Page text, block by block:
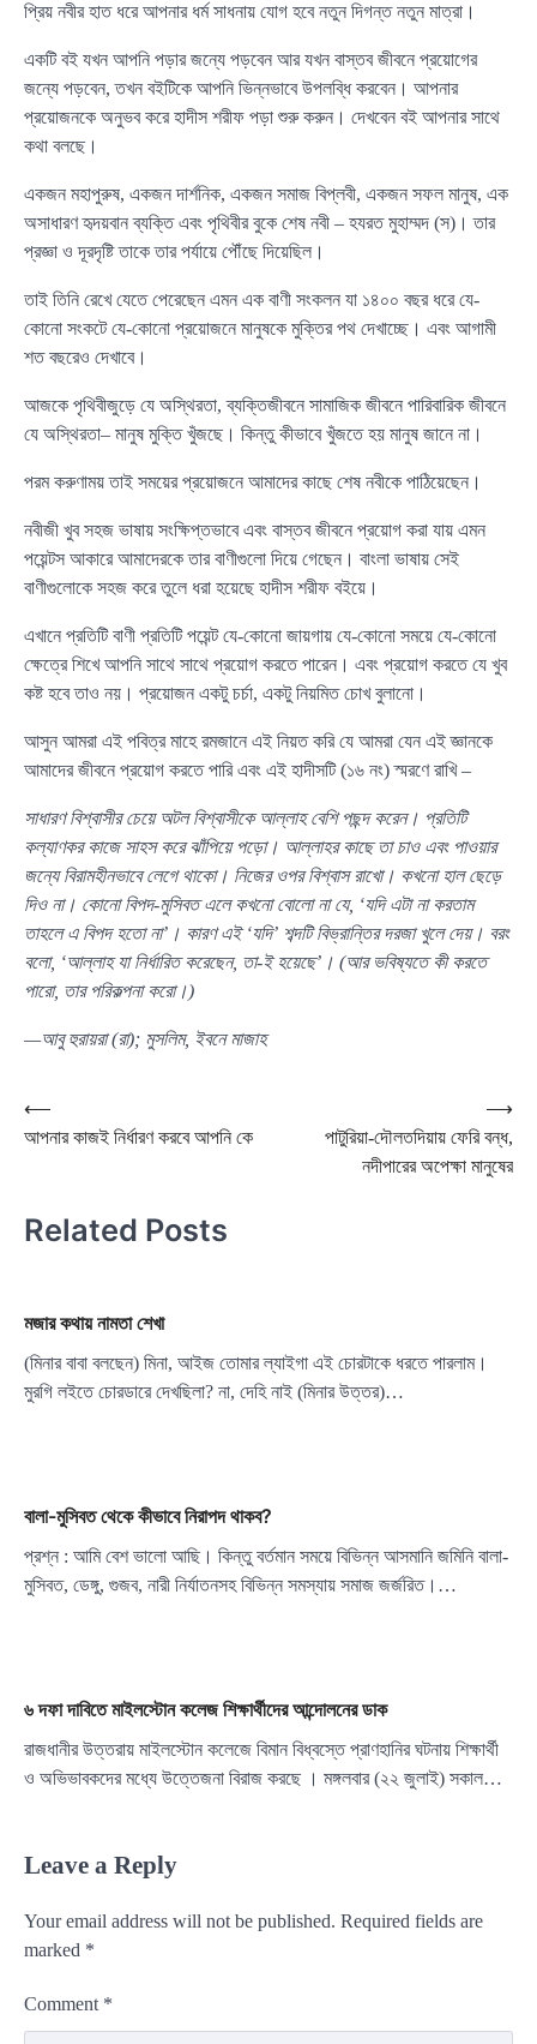
প্রিয় নবীর হাত ধরে আপনার ধর্ম সাধনায় যোগ হবে নতুন দিগন্ত নতুন মাত্রা।
একটি বই যখন আপনি পড়ার জন্যে পড়বেন আর যখন বাস্তব জীবনে প্রয়োগের
জন্যে পড়বেন, তখন বইটিকে আপনি ভিন্নভাবে উপলব্ধি করবেন। আপনার
প্রয়োজনকে অনুভব করে হাদীস শরীফ পড়া শুরু করুন। দেখবেন বই আপনার সাথে
কথা বলছে।
একজন মহাপুরুষ, একজন দার্শনিক, একজন সমাজ বিপ্লবী, একজন সফল মানুষ, এক
অসাধারণ হৃদয়বান ব্যক্তি এবং পৃথিবীর বুকে শেষ নবী – হযরত মুহাম্মদ (স)। তার
প্রজ্ঞা ও দূরদৃষ্টি তাকে তার পর্যায়ে পৌঁছে দিয়েছিল।
তাই তিনি রেখে যেতে পেরেছেন এমন এক বাণী সংকলন যা ১৪০০ বছর ধরে যে-
কোনো সংকটে যে-কোনো প্রয়োজনে মানুষকে মুক্তির পথ দেখাচ্ছে। এবং আগামী
শত বছরেও দেখাবে।
আজকে পৃথিবীজুড়ে যে অস্থিরতা, ব্যক্তিজীবনে সামাজিক জীবনে পারিবারিক জীবনে
যে অস্থিরতা– মানুষ মুক্তি খুঁজছে। কিন্তু কীভাবে খুঁজতে হয় মানুষ জানে না।
পরম করুণাময় তাই সময়ের প্রয়োজনে আমাদের কাছে শেষ নবীকে পাঠিয়েছেন।
নবীজী খুব সহজ ভাষায় সংক্ষিপ্তভাবে এবং বাস্তব জীবনে প্রয়োগ করা যায় এমন
পয়েন্টস আকারে আমাদেরকে তার বাণীগুলো দিয়ে গেছেন। বাংলা ভাষায় সেই
বাণীগুলোকে সহজ করে তুলে ধরা হয়েছে হাদীস শরীফ বইয়ে।
এখানে প্রতিটি বাণী প্রতিটি পয়েন্ট যে-কোনো জায়গায় যে-কোনো সময়ে যে-কোনো
ক্ষেত্রে শিখে আপনি সাথে সাথে প্রয়োগ করতে পারেন। এবং প্রয়োগ করতে যে খুব
কষ্ট হবে তাও নয়। প্রয়োজন একটু চর্চা, একটু নিয়মিত চোখ বুলানো।
আসুন আমরা এই পবিত্র মাহে রমজানে এই নিয়ত করি যে আমরা যেন এই জ্ঞানকে
আমাদের জীবনে প্রয়োগ করতে পারি এবং এই হাদীসটি (১৬ নং) স্মরণে রাখি –
সাধারণ বিশ্বাসীর চেয়ে অটল বিশ্বাসীকে আল্লাহ বেশি পছন্দ করেন। প্রতিটি
কল্যাণকর কাজে সাহস করে ঝাঁপিয়ে পড়ো। আল্লাহর কাছে তা চাও এবং পাওয়ার
জন্যে বিরামহীনভাবে লেগে থাকো। নিজের ওপর বিশ্বাস রাখো। কখনো হাল ছেড়ে
দিও না। কোনো বিপদ-মুসিবত এলে কখনো বোলো না যে, ‘যদি এটা না করতাম
তাহলে এ বিপদ হতো না’। কারণ এই ‘যদি’ শব্দটি বিভ্রান্তির দরজা খুলে দেয়। বরং
বলো, ‘আল্লাহ যা নির্ধারিত করেছেন, তা-ই হয়েছে’। (আর ভবিষ্যতে কী করতে
পারো, তার পরিকল্পনা করো।)
—আবু হুরায়রা (রা); মুসলিম, ইবনে মাজাহ
Post
navigation
⟵
আপনার কাজই নির্ধারণ করবে আপনি কে
পাটুরিয়া-দৌলতদিয়ায় ফেরি বন্ধ,
নদীপারের অপেক্ষা মানুষের
⟶
Related Posts
মজার কথায় নামতা শেখা
(মিনার বাবা বলছেন) মিনা, আইজ তোমার ল্যাইগা এই চোরটাকে ধরতে পারলাম।
মুরগি লইতে চোরডারে দেখছিলা? না, দেহি নাই (মিনার উত্তর)…
বালা-মুসিবত থেকে কীভাবে নিরাপদ থাকব?
প্রশ্ন : আমি বেশ ভালো আছি। কিন্তু বর্তমান সময়ে বিভিন্ন আসমানি জমিনি বালা-
মুসিবত, ডেঙ্গু, গুজব, নারী নির্যাতনসহ বিভিন্ন সমস্যায় সমাজ জর্জরিত।…
৬ দফা দাবিতে মাইলস্টোন কলেজ শিক্ষার্থীদের আন্দোলনের ডাক
রাজধানীর উত্তরায় মাইলস্টোন কলেজে বিমান বিধ্বস্তে প্রাণহানির ঘটনায় শিক্ষার্থী
ও অভিভাবকদের মধ্যে উত্তেজনা বিরাজ করছে । মঙ্গলবার (২২ জুলাই) সকাল…
Leave a Reply
Your email address will not be published. Required fields are
marked *
Comment *